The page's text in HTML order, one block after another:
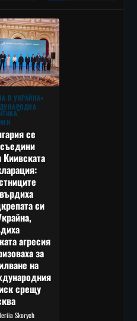
В УКРАЙНА
се
си
агресия
за
на
срещу
Skorych